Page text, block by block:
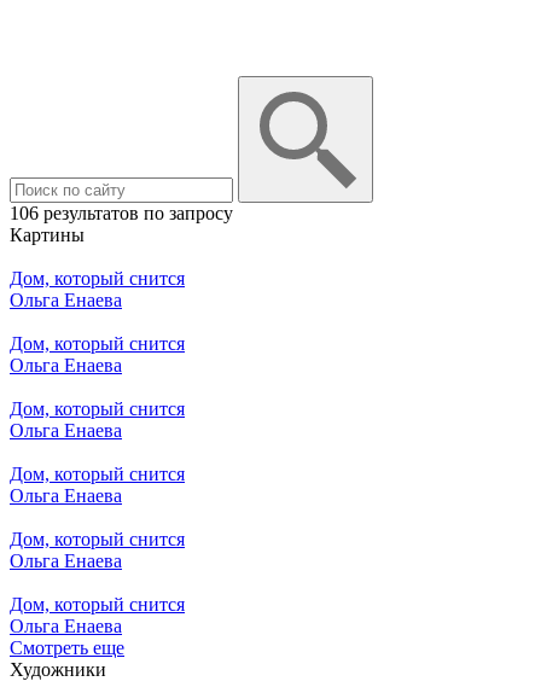
106 результатов по запросу
Картины
Дом, который снится
Ольга Енаева
Дом, который снится
Ольга Енаева
Дом, который снится
Ольга Енаева
Дом, который снится
Ольга Енаева
Дом, который снится
Ольга Енаева
Дом, который снится
Ольга Енаева
Смотреть еще
Художники